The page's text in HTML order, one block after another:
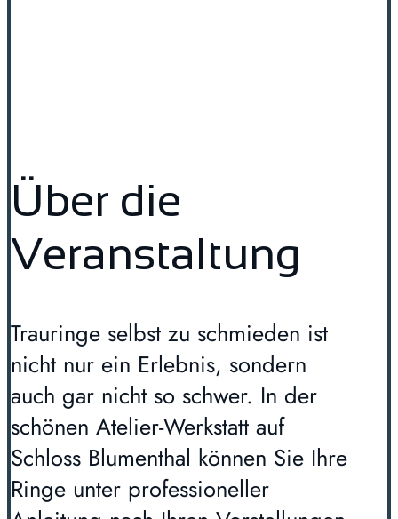
Über die
Veranstaltung
Trauringe selbst zu schmieden ist
nicht nur ein Erlebnis, sondern
auch gar nicht so schwer. In der
schönen Atelier-Werkstatt auf
Schloss Blumenthal können Sie Ihre
Ringe unter professioneller